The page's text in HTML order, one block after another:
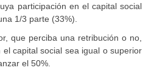
participación en el capital social
1/3 parte (33%).
que perciba una retribución o no,
capital social sea igual o superior
el 50%.